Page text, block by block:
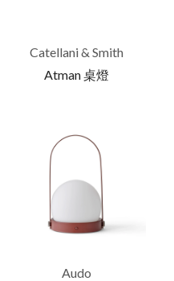
Catellani & Smith
Atman 桌燈
Audo